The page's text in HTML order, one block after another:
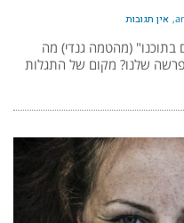
אין תגובות
בתוכנו" (מהטמה גנדי) מה
שלנו? מקום של התגלות